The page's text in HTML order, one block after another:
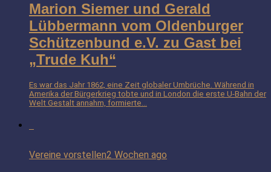
Marion Siemer und Gerald
Lübbermann vom Oldenburger
Schützenbund e.V. zu Gast bei
„Trude Kuh“
Es war das Jahr 1862, eine Zeit globaler Umbrüche. Während in
Amerika der Bürgerkrieg tobte und in London die erste U-Bahn der
Welt Gestalt annahm, formierte...
Vereine vorstellen2 Wochen ago